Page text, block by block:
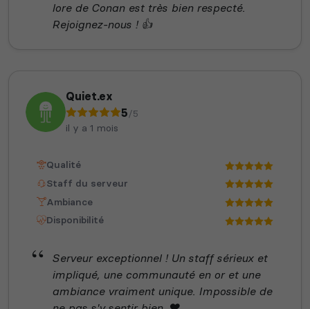
lore de Conan est très bien respecté.
Rejoignez-nous ! 👍
Quiet.ex
5/5
il y a 1 mois
Qualité
Staff du serveur
Ambiance
Disponibilité
Serveur exceptionnel ! Un staff sérieux et
impliqué, une communauté en or et une
ambiance vraiment unique. Impossible de